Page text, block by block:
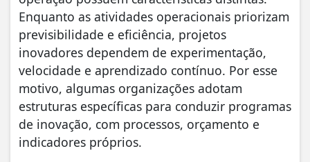
Enquanto as atividades operacionais priorizam
previsibilidade e eficiência, projetos
inovadores dependem de experimentação,
velocidade e aprendizado contínuo. Por esse
motivo, algumas organizações adotam
estruturas específicas para conduzir programas
de inovação, com processos, orçamento e
indicadores próprios.